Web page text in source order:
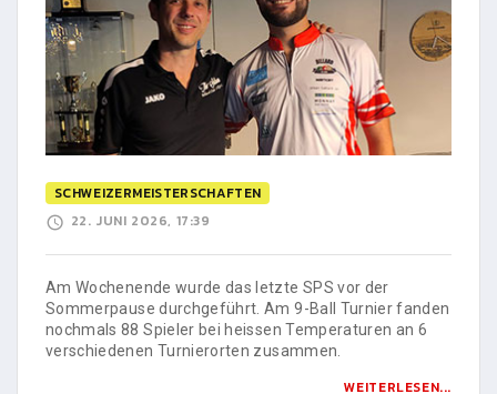
SCHWEIZERMEISTERSCHAFTEN
22. JUNI 2026, 17:39
Am Wochenende wurde das letzte SPS vor der
Sommerpause durchgeführt. Am 9-Ball Turnier fanden
nochmals 88 Spieler bei heissen Temperaturen an 6
verschiedenen Turnierorten zusammen.
WEITERLESEN...